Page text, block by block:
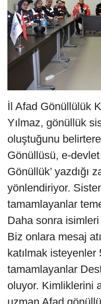
İl Afad Gönüllülük
Yılmaz, gönüllük
oluştuğunu
Gönüllüsü, e-
Gönüllük’ yazdığı
yönlendiriyor.
tamamlayanlar
Daha sonra
Biz onlara mesaj
katılmak
tamamlayanlar
oluyor. Kimliklerini